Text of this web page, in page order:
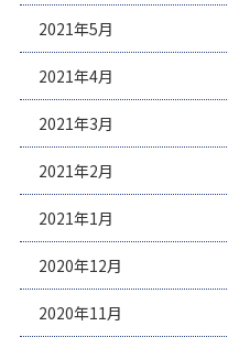
2021年5月
2021年4月
2021年3月
2021年2月
2021年1月
2020年12月
2020年11月